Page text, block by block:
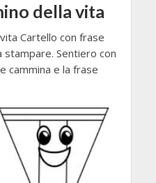
della vita
Cartello con frase
stampare. Sentiero con
cammina e la frase